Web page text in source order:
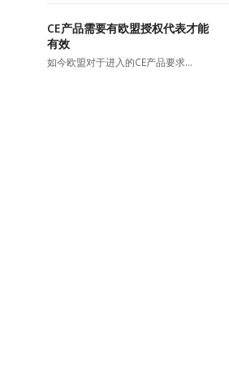
CE产品需要有欧盟授权代表才能
有效
如今欧盟对于进入的CE产品要求…